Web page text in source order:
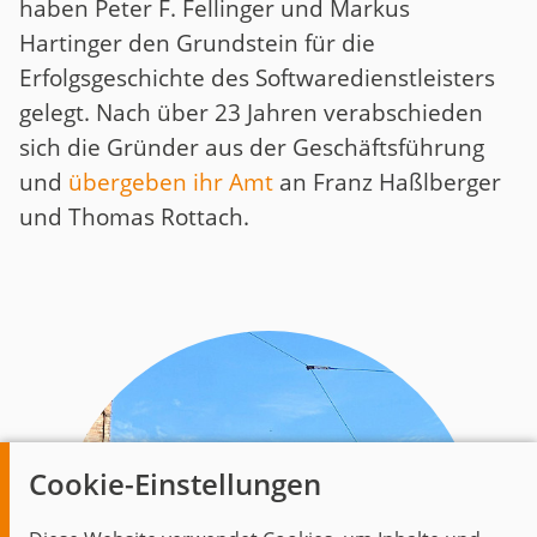
haben Peter F. Fellinger und Markus
Hartinger den Grundstein für die
Erfolgsgeschichte des Softwaredienstleisters
gelegt. Nach über 23 Jahren verabschieden
sich die Gründer aus der Geschäftsführung
und übergeben ihr Amt an Franz Haßlberger
und Thomas Rottach.
Cookie-Einstellungen